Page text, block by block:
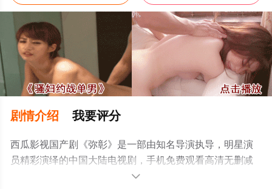
剧情介绍 我要评分
西瓜影视国产剧《弥彰》是一部由知名导演执导，明星演
员精彩演绎的中国大陆电视剧，手机免费观看高清无删减
完整版电视剧全集就上西瓜影院，更多相关信息可移步至
